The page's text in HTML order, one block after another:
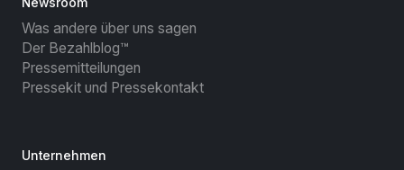
Newsroom
Was andere über uns sagen
Der Bezahlblog™
Pressemitteilungen
Pressekit und Pressekontakt
Unternehmen